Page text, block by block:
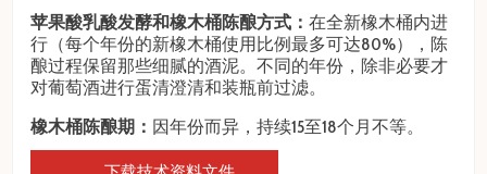
苹果酸乳酸发酵和橡木桶陈酿方式：在全新橡木桶内进
行（每个年份的新橡木桶使用比例最多可达80%），陈
酿过程保留那些细腻的酒泥。不同的年份，除非必要才
对葡萄酒进行蛋清澄清和装瓶前过滤。
橡木桶陈酿期： 因年份而异，持续15至18个月不等。